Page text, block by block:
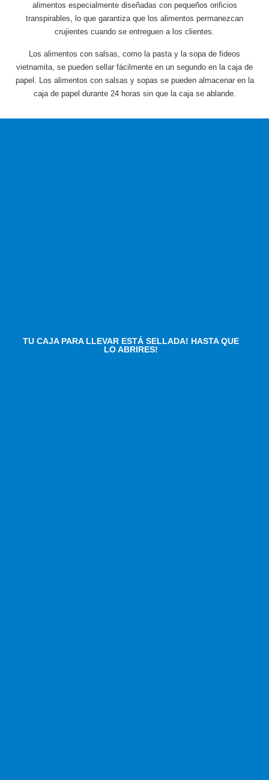
alimentos especialmente diseñadas con pequeños orificios
transpirables, lo que garantiza que los alimentos permanezcan
crujientes cuando se entreguen a los clientes.
Los alimentos con salsas, como la pasta y la sopa de fideos
vietnamita, se pueden sellar fácilmente en un segundo en la caja de
papel. Los alimentos con salsas y sopas se pueden almacenar en la
caja de papel durante 24 horas sin que la caja se ablande.
TU CAJA PARA LLEVAR ESTÁ SELLADA! HASTA QUE
LO ABRIRES!